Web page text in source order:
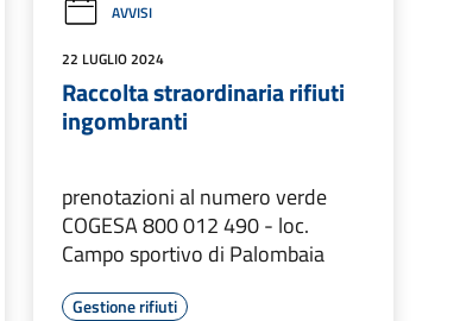
AVVISI
22 LUGLIO 2024
Raccolta straordinaria rifiuti
ingombranti
prenotazioni al numero verde
COGESA 800 012 490 - loc.
Campo sportivo di Palombaia
Gestione rifiuti